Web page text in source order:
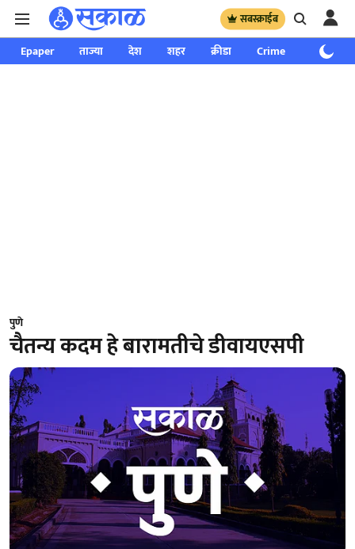
सबस्क्राईब
Epaper ताज्या देश शहर क्रीडा Crime साप्ताहिक
पुणे
चैतन्य कदम हे बारामतीचे डीवायएसपी